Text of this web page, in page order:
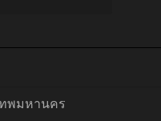
ทพมหานคร